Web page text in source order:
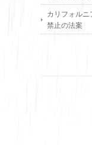
カリフォル
禁止の法案